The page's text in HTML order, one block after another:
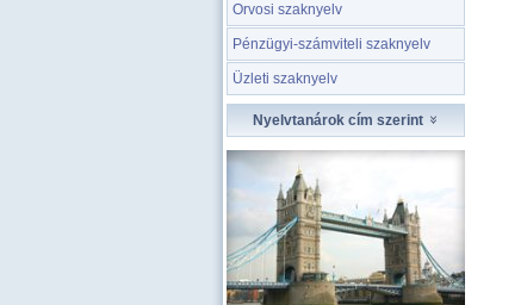
Orvosi szaknyelv
Pénzügyi-számviteli szaknyelv
Üzleti szaknyelv
Nyelvtanárok cím szerint